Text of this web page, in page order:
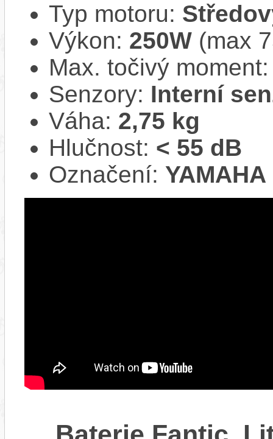
Typ motoru:
Výkon: 250W (max
Max. točivý
Senzory: Interní
Váha: 2,75 kg
Hlučnost: < 55 dB
Označení: YAMAHA